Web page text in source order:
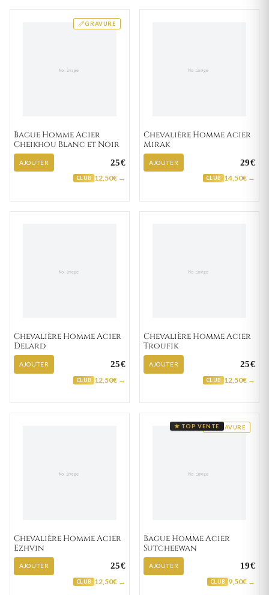
GRAVURE
Bague Homme Acier
Cheikhou Blanc et Noir
AJOUTER 25€
CLUB 12,50€ →
Chevalière Homme Acier
Mirak
AJOUTER 29€
CLUB 14,50€ →
Chevalière Homme Acier
Delard
AJOUTER 25€
CLUB 12,50€ →
Chevalière Homme Acier
Troufik
AJOUTER 25€
CLUB 12,50€ →
Chevalière Homme Acier
Ezhvin
AJOUTER 25€
CLUB 12,50€ →
GRAVURE
★ TOP VENTE
Bague Homme Acier
Sutcheewan
AJOUTER 19€
CLUB 9,50€ →